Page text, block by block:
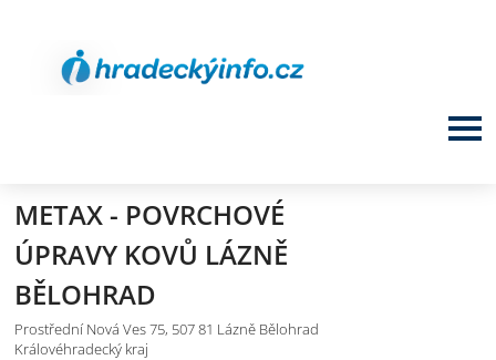
METAX - POVRCHOVÉ
ÚPRAVY KOVŮ LÁZNĚ
BĚLOHRAD
Prostřední Nová Ves 75, 507 81 Lázně Bělohrad
Královéhradecký kraj